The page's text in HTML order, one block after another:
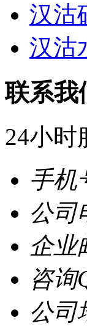
汉沽
汉沽
联系我
24小时
手机
公司
企业
咨询
公司